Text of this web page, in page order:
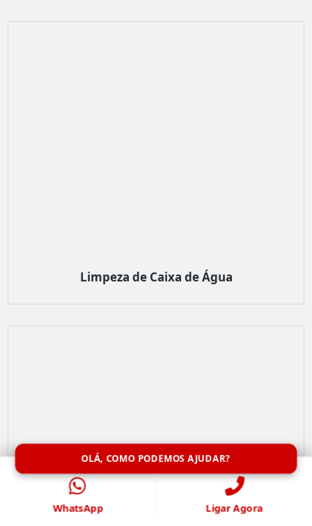
Limpeza de Caixa de Água
OLÁ, COMO PODEMOS AJUDAR?
WhatsApp Ligar Agora